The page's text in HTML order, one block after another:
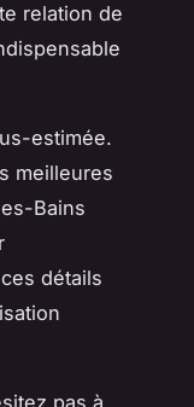
relation de
estimée.
meilleures
Bains
détails